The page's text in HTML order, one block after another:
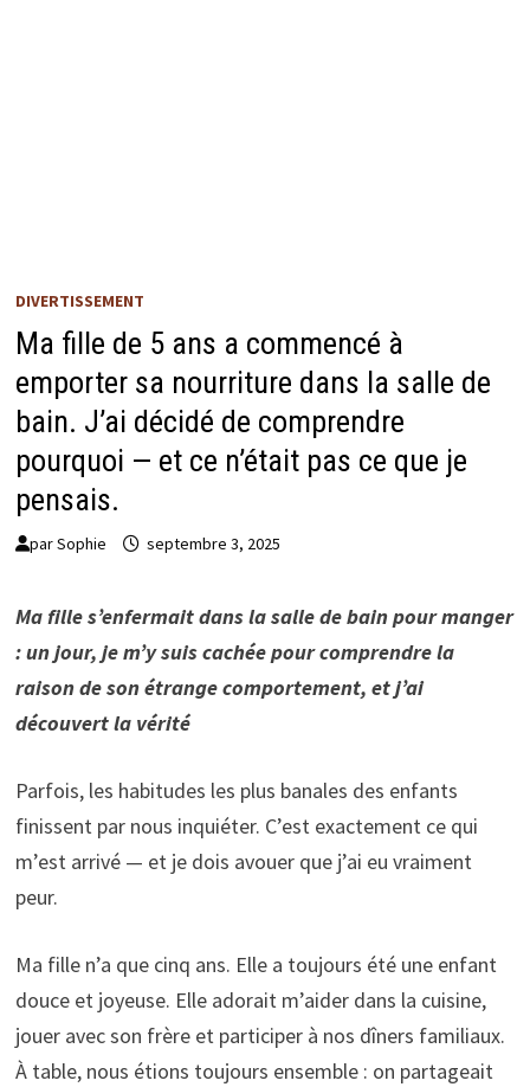
DIVERTISSEMENT
Ma fille de 5 ans a commencé à
emporter sa nourriture dans la salle de
bain. J’ai décidé de comprendre
pourquoi — et ce n’était pas ce que je
pensais.
parSophie septembre 3, 2025
Ma fille s’enfermait dans la salle de bain pour manger
: un jour, je m’y suis cachée pour comprendre la
raison de son étrange comportement, et j’ai
découvert la vérité
Parfois, les habitudes les plus banales des enfants
finissent par nous inquiéter. C’est exactement ce qui
m’est arrivé — et je dois avouer que j’ai eu vraiment
peur.
Ma fille n’a que cinq ans. Elle a toujours été une enfant
douce et joyeuse. Elle adorait m’aider dans la cuisine,
jouer avec son frère et participer à nos dîners familiaux.
À table, nous étions toujours ensemble : on partageait